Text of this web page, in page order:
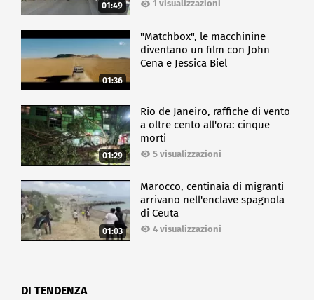
01:49 1 visualizzazioni
01:36
"Matchbox", le macchinine
diventano un film con John
Cena e Jessica Biel
01:29
Rio de Janeiro, raffiche di vento
a oltre cento all'ora: cinque
morti
5 visualizzazioni
01:03
Marocco, centinaia di migranti
arrivano nell'enclave spagnola
di Ceuta
4 visualizzazioni
DI TENDENZA